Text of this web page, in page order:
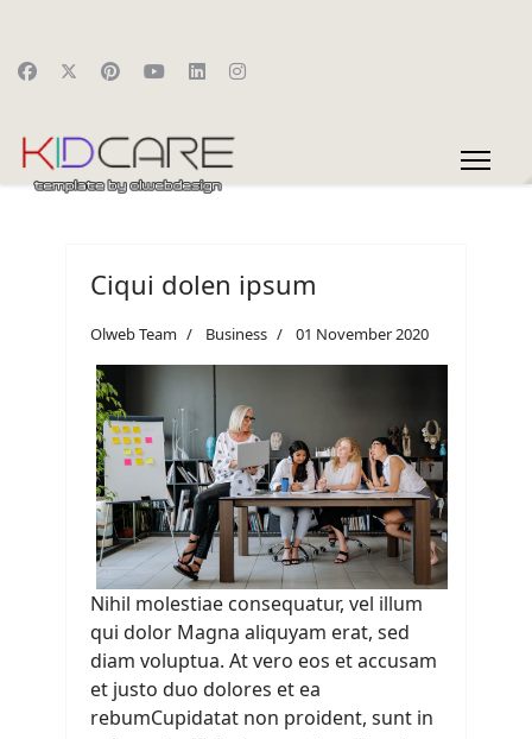
Ciqui dolen ipsum
Olweb Team Business 01 November 2020
Nihil molestiae consequatur, vel illum
qui dolor Magna aliquyam erat, sed
diam voluptua. At vero eos et accusam
et justo duo dolores et ea
rebumCupidatat non proident, sunt in